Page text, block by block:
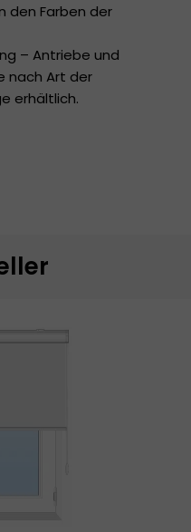
den Farben der
– Antriebe und
nach Art der
erhältlich.